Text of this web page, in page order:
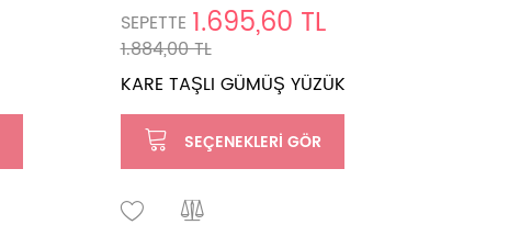
SEPETTE 1.695,60 TL
1.884,00 TL
KARE TAŞLI GÜMÜŞ YÜZÜK
SEÇENEKLERI GÖR